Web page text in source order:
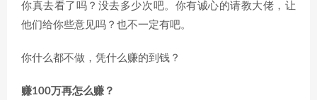
你真去看了吗？没去多少次吧。你有诚心的请教大佬，让
他们给你些意见吗？也不一定有吧。
你什么都不做，凭什么赚的到钱？
赚100万再怎么赚？